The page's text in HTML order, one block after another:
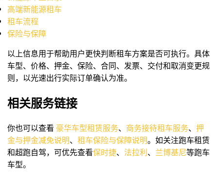
高端新能源租车
租车流程
保险与保障
以上信息用于帮助用户更快判断租车方案是否可执行。具体
车型、价格、押金、保险、合同、发票、交付和取消变更规
则，以光速出行实际订单确认为准。
相关服务链接
你也可以查看 豪华车型租赁服务、 商务接待租车服务、 押
金与押金减免说明、 租车保险与保障说明。如关注跑车租赁
和超跑自驾，可优先查看保时捷、 法拉利、 兰博基尼等跑车
车型。